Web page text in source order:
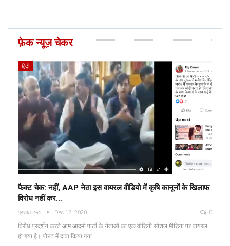
फ़ेक न्यूज़ चेकर
हिंदी
फैक्ट चेक: नहीं, AAP नेता इस वायरल वीडियो में कृषि कानूनों के खिलाफ
विरोध नहीं कर…
प्रशांत टम्टा Dec 17, 2020 0
विरोध प्रदर्शन करते आम आदमी पार्टी के नेताओं का एक वीडियो सोशल मीडिया पर वायरल
हो गया है। पोस्ट में दावा किया गया…